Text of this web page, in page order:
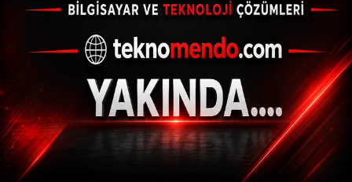
Sivas'ta 750 yıllık Selçuklu eseri Gök
Medrese 27 yıl süren restorasyon
çalışmalarının ardından tamamen açılmak
için gün sayıyor.
ABONE OL